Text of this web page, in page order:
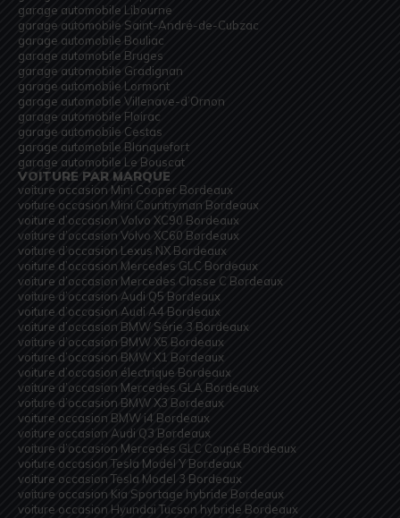
garage automobile Libourne
garage automobile Saint-André-de-Cubzac
garage automobile Bouliac
garage automobile Bruges
garage automobile Gradignan
garage automobile Lormont
garage automobile Villenave-d’Ornon
garage automobile Floirac
garage automobile Cestas
garage automobile Blanquefort
garage automobile Le Bouscat
VOITURE PAR MARQUE
voiture occasion Mini Cooper Bordeaux
voiture occasion Mini Countryman Bordeaux
voiture d’occasion Volvo XC90 Bordeaux
voiture d’occasion Volvo XC60 Bordeaux
voiture d’occasion Lexus NX Bordeaux
voiture d’occasion Mercedes GLC Bordeaux
voiture d’occasion Mercedes Classe C Bordeaux
voiture d’occasion Audi Q5 Bordeaux
voiture d’occasion Audi A4 Bordeaux
voiture d’occasion BMW Série 3 Bordeaux
voiture d’occasion BMW X5 Bordeaux
voiture d’occasion BMW X1 Bordeaux
voiture d’occasion électrique Bordeaux
voiture d’occasion Mercedes GLA Bordeaux
voiture d’occasion BMW X3 Bordeaux
voiture occasion BMW i4 Bordeaux
voiture occasion Audi Q3 Bordeaux
voiture d’occasion Mercedes GLC Coupé Bordeaux
voiture occasion Tesla Model Y Bordeaux
voiture occasion Tesla Model 3 Bordeaux
voiture occasion Kia Sportage hybride Bordeaux
voiture occasion Hyundai Tucson hybride Bordeaux